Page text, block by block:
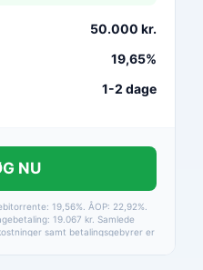
50.000 kr.
19,65%
1-2 dage
NU
19,56%. ÅOP: 22,92%.
19.067 kr. Samlede
samt betalingsgebyrer er